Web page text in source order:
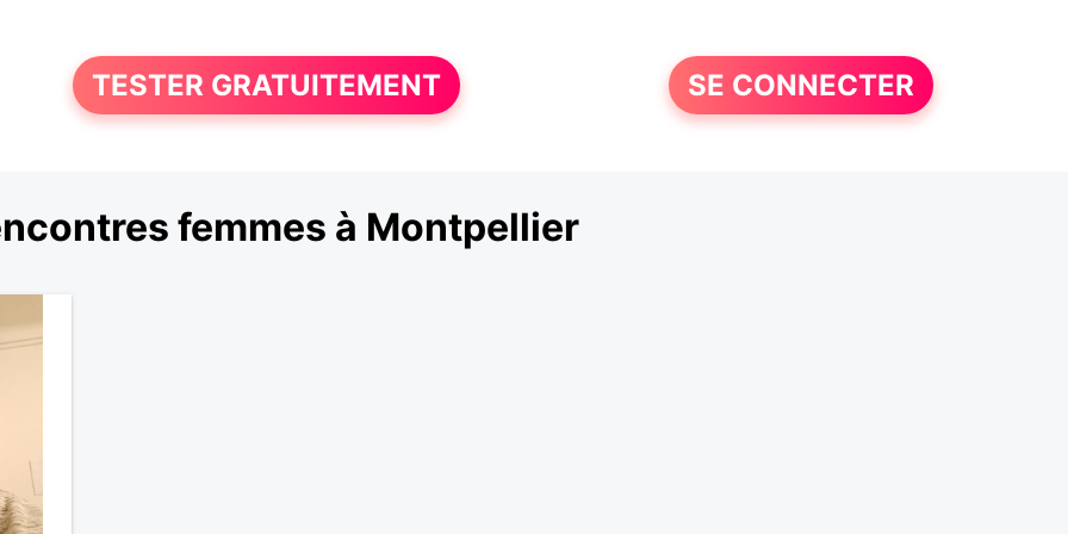
TESTER GRATUITEMENT SE CONNECTER
femmes à Montpellier